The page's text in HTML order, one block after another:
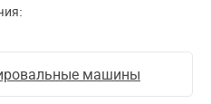
машины